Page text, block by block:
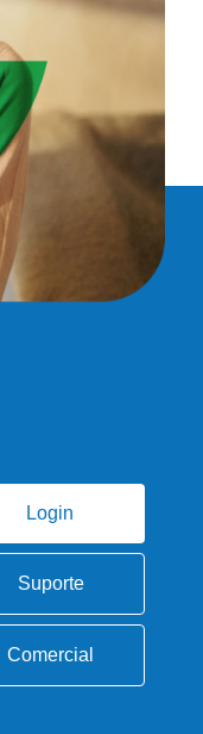
Login
Suporte
Comercial